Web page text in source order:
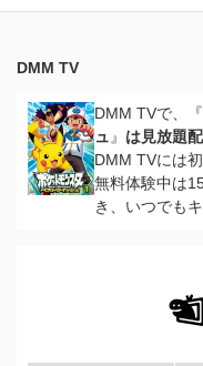
DMM TV
DMM TVで、『
ュ 』 は見放題
DMM TVには
無料体験中は
き、いつでも